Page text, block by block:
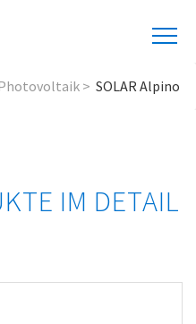
> SOLAR Alpino
IM DETAIL